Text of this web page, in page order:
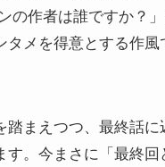
の作者は誰ですか？
メを得意とする作
まえつつ、最終話
。今まさに「最終